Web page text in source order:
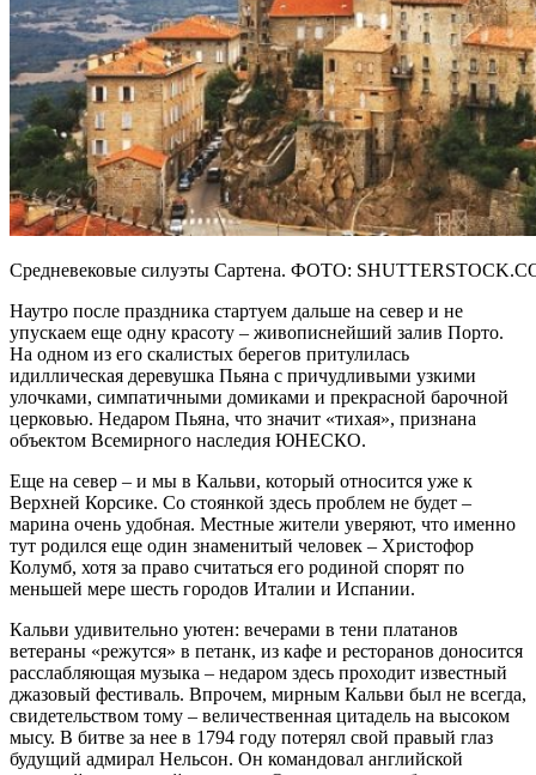
Средневековые силуэты Сартена. ФОТО:
Наутро после праздника стартуем дальше на север и не
упускаем еще одну красоту – живописнейший залив Порто.
На одном из его скалистых берегов притулилась
идиллическая деревушка Пьяна с причудливыми узкими
улочками, симпатичными домиками и прекрасной барочной
церковью. Недаром Пьяна, что значит «тихая», признана
объектом Всемирного наследия ЮНЕСКО.
Еще на север – и мы в Кальви, который относится уже к
Верхней Корсике. Со стоянкой здесь проблем не будет –
марина очень удобная. Местные жители уверяют, что именно
тут родился еще один знаменитый человек – Христофор
Колумб, хотя за право считаться его родиной спорят по
меньшей мере шесть городов Италии и Испании.
Кальви удивительно уютен: вечерами в тени платанов
ветераны «режутся» в петанк, из кафе и ресторанов доносится
расслабляющая музыка – недаром здесь проходит известный
джазовый фестиваль. Впрочем, мирным Кальви был не всегда,
свидетельством тому – величественная цитадель на высоком
мысу. В битве за нее в 1794 году потерял свой правый глаз
будущий адмирал Нельсон. Он командовал английской